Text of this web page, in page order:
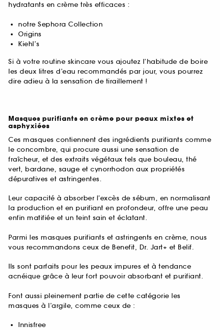
hydratants en crème très efficaces :
notre Sephora Collection
Origins
Kiehl’s
Si à votre routine skincare vous ajoutez l’habitude de boire
les deux litres d’eau recommandés par jour, vous pourrez
dire adieu à la sensation de tiraillement !
Masques purifiants en crème pour peaux mixtes et
asphyxiées
Ces masques contiennent des ingrédients purifiants comme
le concombre, qui procure aussi une sensation de
fraîcheur, et des extraits végétaux tels que bouleau, thé
vert, bardane, sauge et cynorrhodon aux propriétés
dépuratives et astringentes.
Leur capacité à absorber l’excès de sébum, en normalisant
la production et en purifiant en profondeur, offre une peau
enfin matifiée et un teint sain et éclatant.
Parmi les masques purifiants et astringents en crème, nous
vous recommandons ceux de Benefit, Dr. Jart+ et Belif.
Ils sont parfaits pour les peaux impures et à tendance
acnéique grâce à leur fort pouvoir absorbant et purifiant.
Font aussi pleinement partie de cette catégorie les
masques à l’argile, comme ceux de :
Innisfree